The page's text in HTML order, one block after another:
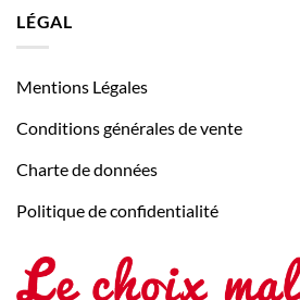
LÉGAL
Mentions Légales
Conditions générales de vente
Charte de données
Politique de confidentialité